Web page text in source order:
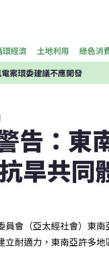
環經濟 土地利用 綠色消
案環委建議不應開發
告：東
旱共同
員會（亞太經社會）東
耐適力，東南亞許多